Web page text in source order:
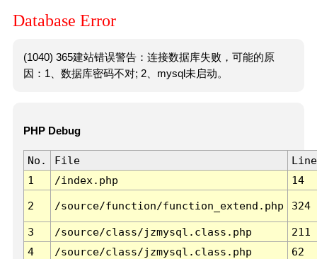
Database Error
(1040) 365建站错误警告：连接数据库失败，可能的原
因：1、数据库密码不对; 2、mysql未启动。
PHP Debug
No. File
Line
1
/index.php 14
2 /source/function/function_extend.php 324
3 /source/class/jzmysql.class.php
211
4
/source/class/jzmysql.class.php
62